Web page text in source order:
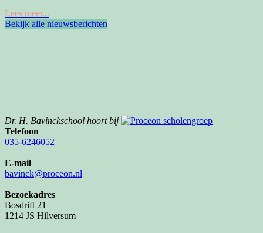
Lees meer...
Bekijk alle nieuwsberichten
Dr. H. Bavinckschool hoort bij
Telefoon
035-6246052
E-mail
bavinck@proceon.nl
Bezoekadres
Bosdrift 21
1214 JS Hilversum